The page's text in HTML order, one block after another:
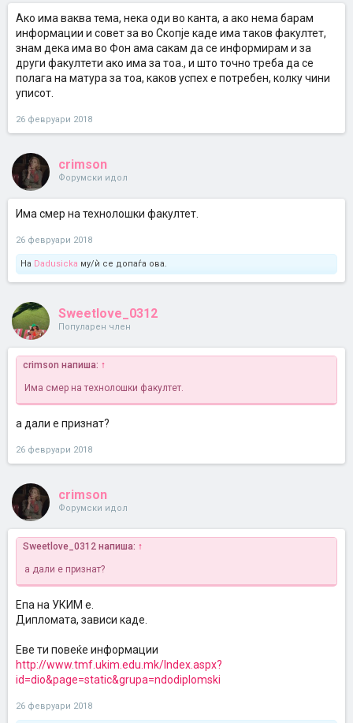
Ако има ваква тема, нека оди во канта, а ако нема барам
информации и совет за во Скопје каде има таков факултет,
знам дека има во Фон ама сакам да се информирам и за
други факултети ако има за тоа., и што точно треба да се
полага на матура за тоа, каков успех е потребен, колку чини
уписот.
26 февруари 2018
crimson
Форумски идол
Има смер на технолошки факултет.
26 февруари 2018
На Dadusicka му/ѝ се допаѓа ова.
Sweetlove_0312
Популарен член
crimson напиша: ↑
Има смер на технолошки факултет.
а дали е признат?
26 февруари 2018
crimson
Форумски идол
Sweetlove_0312 напиша: ↑
а дали е признат?
Епа на УКИМ е.
Дипломата, зависи каде.
Еве ти повеќе информации
http://www.tmf.ukim.edu.mk/Index.aspx?
id=dio&page=static&grupa=ndodiplomski
26 февруари 2018